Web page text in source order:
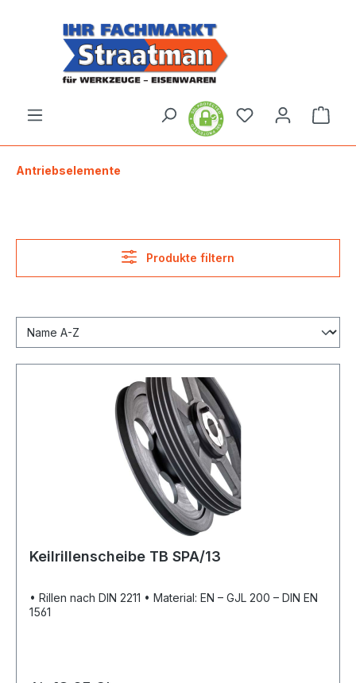
Antriebselemente
Produkte filtern
Keilrillenscheibe TB SPA/13
• Rillen nach DIN 2211 • Material: EN – GJL 200 – DIN EN
1561